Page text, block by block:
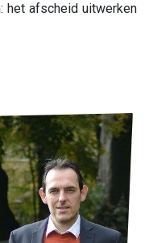
het afscheid uitwerken